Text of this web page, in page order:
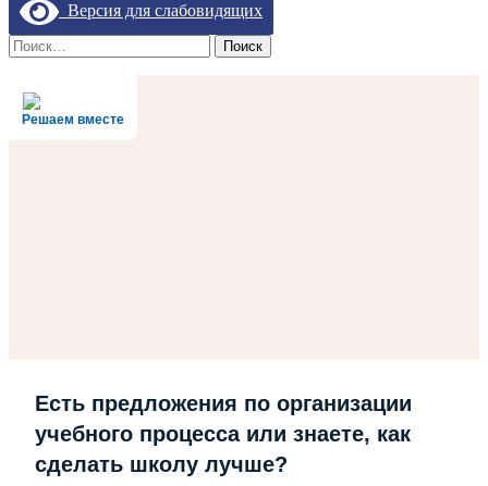
Версия для слабовидящих
Найти:
Решаем вместе
Есть предложения по организации
учебного процесса или знаете, как
сделать школу лучше?